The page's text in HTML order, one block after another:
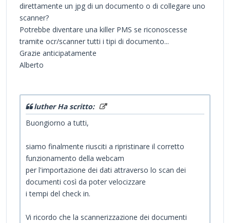
direttamente un jpg di un documento o di collegare uno
scanner?
Potrebbe diventare una killer PMS se riconoscesse
tramite ocr/scanner tutti i tipi di documento...
Grazie anticipatamente
Alberto
luther Ha scritto:
Buongiorno a tutti,
siamo finalmente riusciti a ripristinare il corretto
funzionamento della webcam
per l'importazione dei dati attraverso lo scan dei
documenti così da poter velocizzare
i tempi del check in.
Vi ricordo che la scannerizzazione dei documenti